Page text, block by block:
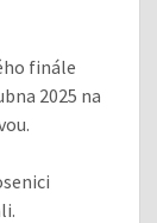
finále
2025 na